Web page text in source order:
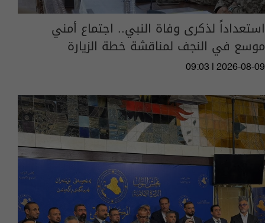
استعداداً لذكرى وفاة النبي.. اجتماع أمني
موسع في النجف لمناقشة خطة الزيارة
09:03 | 2026-08-09